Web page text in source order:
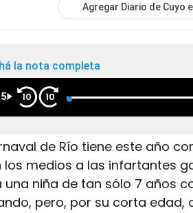
Agregar Diario de Cuyo
la nota completa
10 10
de Río tiene este año
medios a las infartantes
una niña de tan sólo 7 años
pero, por su corta edad,